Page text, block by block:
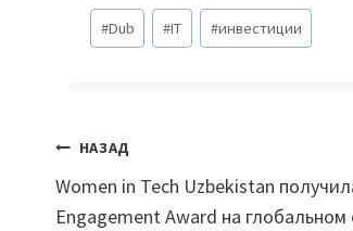
Метки
записи:
#Dub #IT #инвестиции
Навигация
по
НАЗАД
Women in Tech Uzbekistan
Engagement Award на глобальном